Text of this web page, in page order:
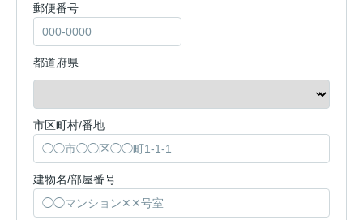
郵便番号
都道府県
市区町村/番地
建物名/部屋番号